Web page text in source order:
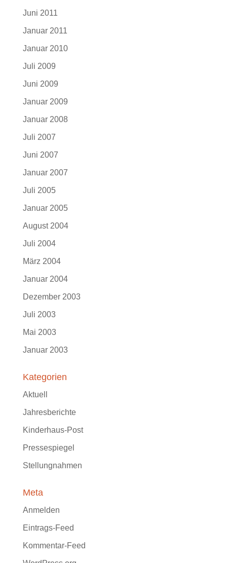
Juni 2011
Januar 2011
Januar 2010
Juli 2009
Juni 2009
Januar 2009
Januar 2008
Juli 2007
Juni 2007
Januar 2007
Juli 2005
Januar 2005
August 2004
Juli 2004
März 2004
Januar 2004
Dezember 2003
Juli 2003
Mai 2003
Januar 2003
Kategorien
Aktuell
Jahresberichte
Kinderhaus-Post
Pressespiegel
Stellungnahmen
Meta
Anmelden
Eintrags-Feed
Kommentar-Feed